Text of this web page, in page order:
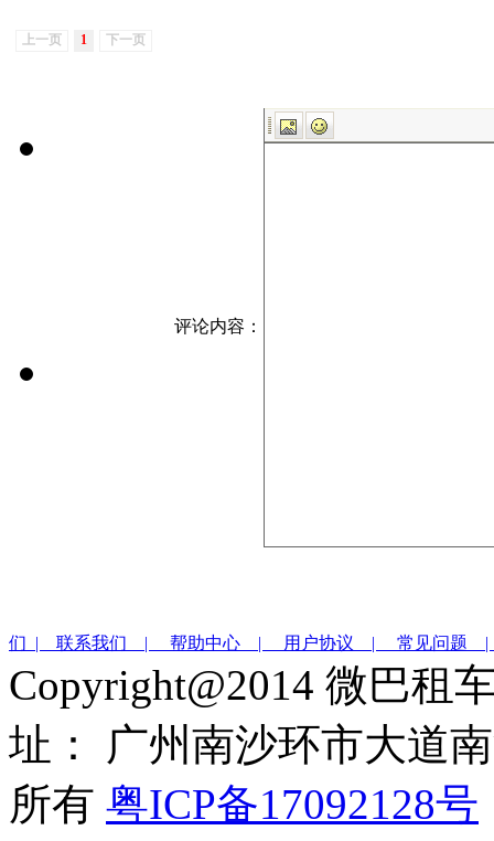
上一页 1 下一页
评论内容：
们 | 联系我们 | 帮助中心 | 用户协议 | 常见问
Copyright@2014 微巴
址： 广州南沙环市大道
所有 粤ICP备17092128号